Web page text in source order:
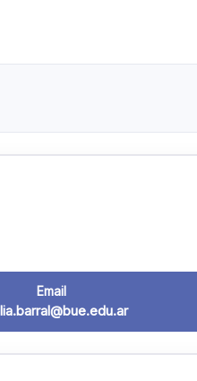
Email